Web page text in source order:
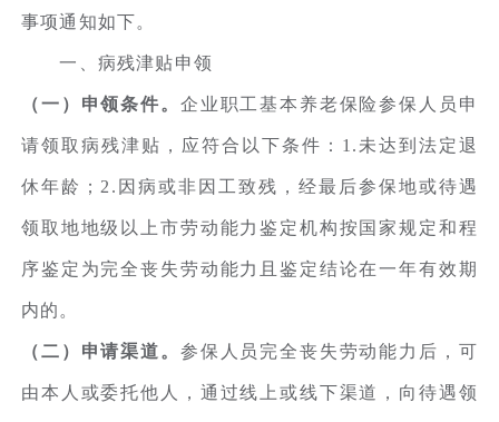
事项通知如下。
一、病残津贴申领
（一）申领条件。 企业职工基本养老保险参保人员申
请领取病残津贴，应符合以下条件：1.未达到法定退
休年龄；2.因病或非因工致残，经最后参保地或待遇
领取地地级以上市劳动能力鉴定机构按国家规定和程
序鉴定为完全丧失劳动能力且鉴定结论在一年有效期
内的。
（二）申请渠道。 参保人员完全丧失劳动能力后，可
由本人或委托他人，通过线上或线下渠道，向待遇领